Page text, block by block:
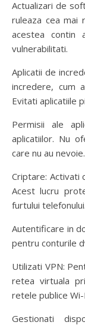
Actualizari de
ruleaza cea mai
acestea contin
vulnerabilitati.
Aplicatii de
incredere, cum
Evitati aplicatiile
Permisii ale
aplicatiilor. Nu
care nu au nevoie.
Criptare: Activati
Acest lucru
furtului telefonului.
Autentificare in
pentru conturile
Utilizati VPN:
retea virtuala
retele publice Wi-
Gestionati